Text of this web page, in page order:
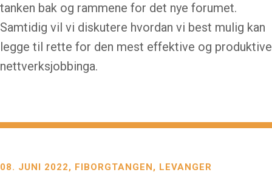
tanken bak og rammene for det nye forumet.
Samtidig vil vi diskutere hvordan vi best mulig kan
legge til rette for den mest effektive og produktive
nettverksjobbinga.
08. JUNI 2022 FIBORGTANGEN, LEVANGER